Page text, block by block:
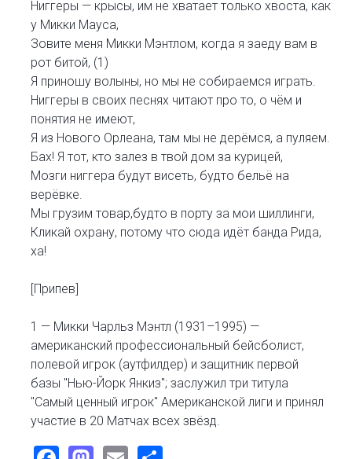
Ниггеры — крысы, им не хватает только хвоста, как
у Микки Мауса,
Зовите меня Микки Мэнтлом, когда я заеду вам в
рот битой, (1)
Я приношу волыны, но мы не собираемся играть.
Ниггеры в своих песнях читают про то, о чём и
понятия не имеют,
Я из Нового Орлеана, там мы не дерёмся, а пуляем.
Бах! Я тот, кто залез в твой дом за курицей,
Мозги ниггера будут висеть, будто бельё на
верёвке.
Мы грузим товар,будто в порту за мои шиллинги,
Кликай охрану, потому что сюда идёт банда Рида,
ха!
[Припев]
1 — Микки Чарльз Мэнтл (1931–1995) —
американский профессиональный бейсболист,
полевой игрок (аутфилдер) и защитник первой
базы "Нью-Йорк Янкиз"; заслужил три титула
"Самый ценный игрок" Американской лиги и принял
участие в 20 Матчах всех звёзд.